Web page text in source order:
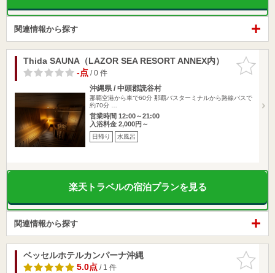
関連情報から探す
お気に入
りに追加
Thida SAUNA（LAZOR SEA RESORT ANNEX内）
-点/ 0 件
沖縄県 / 中頭郡読谷村
那覇空港から車で60分 那覇バスターミナルから路線バスで
約70分 …
営業時間 12:00～21:00
入浴料金 2,000円～
日帰り 水風呂
楽天トラベルの宿泊プランを見る
関連情報から探す
お気に入
りに追加
ベッセルホテルカンパーナ沖縄
5.0点/ 1 件